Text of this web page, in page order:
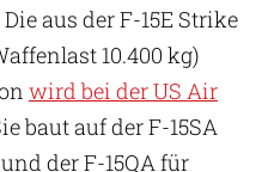
aus der F-15E Strike
10.400 kg)
wird bei der US Air
baut auf der F-15SA
der F-15QA für